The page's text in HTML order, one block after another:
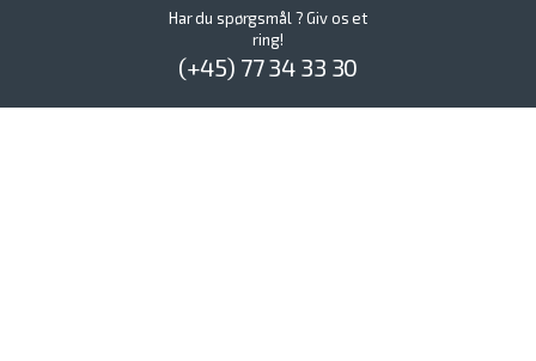
Har du spørgsmål ? Giv os et
ring!
(+45) 77 34 33 30